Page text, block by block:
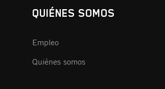
QUIÉNES SOMOS
Empleo
Quiénes somos